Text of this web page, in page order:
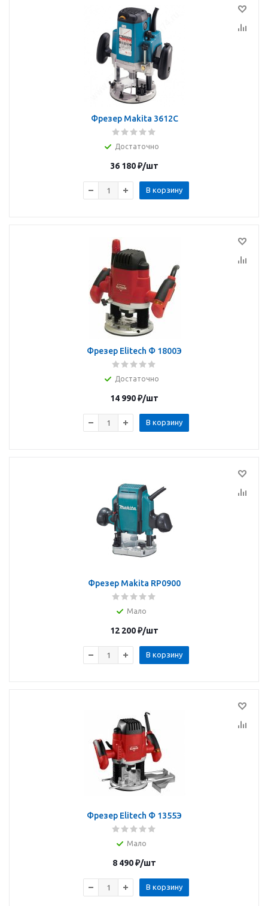
Фрезер Makita 3612C
Достаточно
36 180₽/шт
В корзину
Фрезер Elitech Ф 1800Э
Достаточно
14 990₽/шт
В корзину
Фрезер Makita RP0900
Мало
12 200₽/шт
В корзину
Фрезер Elitech Ф 1355Э
Мало
8 490₽/шт
В корзину